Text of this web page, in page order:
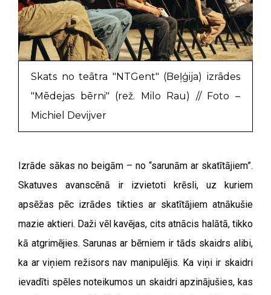
Skats no teātra "NTGent" (Beļģija) izrādes
"Mēdejas bērni" (rež. Milo Rau) // Foto –
Michiel Devijver
Izrāde sākas no beigām – no “sarunām ar skatītājiem”.
Skatuves avanscēnā ir izvietoti krēsli, uz kuriem
apsēžas pēc izrādes tikties ar skatītājiem atnākušie
mazie aktieri. Daži vēl kavējas, cits atnācis halātā, tikko
kā atgrimējies. Sarunas ar bērniem ir tāds skaidrs alibi,
ka ar viņiem režisors nav manipulējis. Ka viņi ir skaidri
ievadīti spēles noteikumos un skaidri apzinājušies, kas